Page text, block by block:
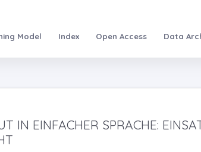
Model Index Open Access Data
IN EINFACHER SPRACHE: